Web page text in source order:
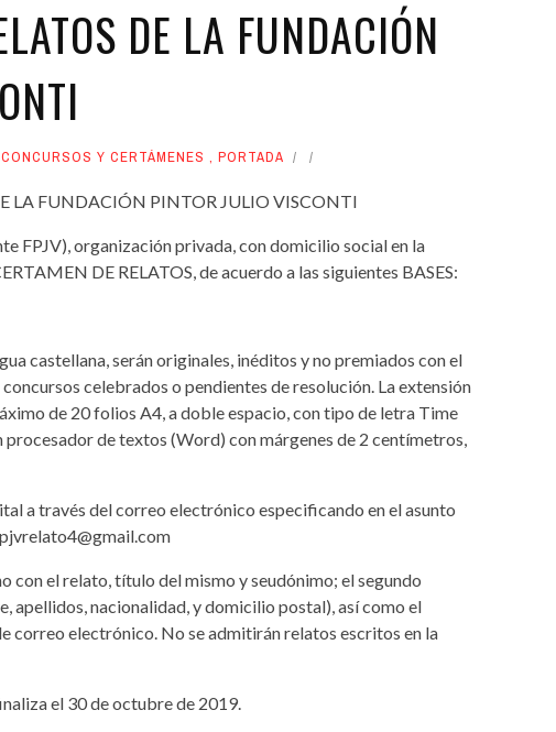
DE LA FUNDACIÓN
CONCURSOS Y CERTÁMENES , PORTADA
LA FUNDACIÓN PINTOR JULIO VISCONTI
FPJV), organización privada, con domicilio social en la
DE RELATOS, de acuerdo a las siguientes BASES:
castellana, serán originales, inéditos y no premiados con el
celebrados o pendientes de resolución. La extensión
de 20 folios A4, a doble espacio, con tipo de letra Time
procesador de textos (Word) con márgenes de 2 centímetros,
a través del correo electrónico especificando en el asunto
con el relato, título del mismo y seudónimo; el segundo
apellidos, nacionalidad, y domicilio postal), así como el
correo electrónico. No se admitirán relatos escritos en la
el 30 de octubre de 2019.